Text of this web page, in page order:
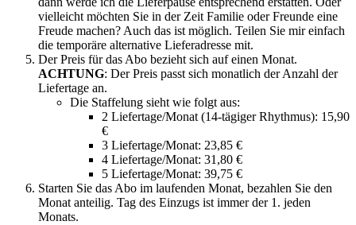
vielleicht möchten Sie in der Zeit Familie oder Freunde eine
Freude machen? Auch das ist möglich. Teilen Sie mir einfach
die temporäre alternative Lieferadresse mit.
Der Preis für das Abo bezieht sich auf einen Monat.
ACHTUNG: Der Preis passt sich monatlich der Anzahl der
Liefertage an.
Die Staffelung sieht wie folgt aus:
2 Liefertage/Monat (14-tägiger Rhythmus): 15,90
€
3 Liefertage/Monat: 23,85 €
4 Liefertage/Monat: 31,80 €
5 Liefertage/Monat: 39,75 €
Starten Sie das Abo im laufenden Monat, bezahlen Sie den
Monat anteilig. Tag des Einzugs ist immer der 1. jeden
Monats.